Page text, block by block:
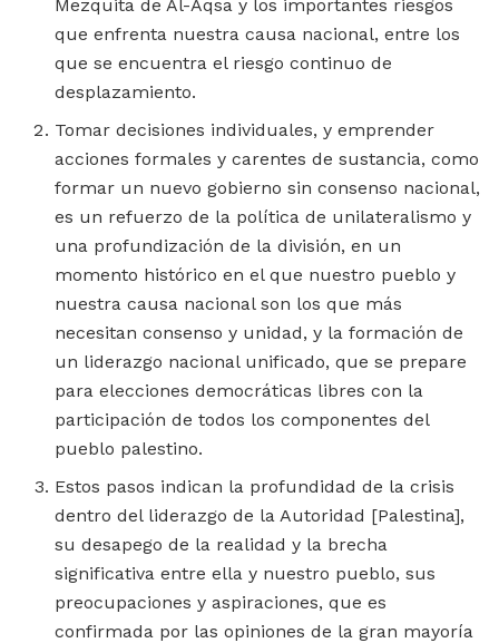
Mezquita de Al-Aqsa y los importantes riesgos
que enfrenta nuestra causa nacional, entre los
que se encuentra el riesgo continuo de
desplazamiento.
Tomar decisiones individuales, y emprender
acciones formales y carentes de sustancia, como
formar un nuevo gobierno sin consenso nacional,
es un refuerzo de la política de unilateralismo y
una profundización de la división, en un
momento histórico en el que nuestro pueblo y
nuestra causa nacional son los que más
necesitan consenso y unidad, y la formación de
un liderazgo nacional unificado, que se prepare
para elecciones democráticas libres con la
participación de todos los componentes del
pueblo palestino.
Estos pasos indican la profundidad de la crisis
dentro del liderazgo de la Autoridad [Palestina],
su desapego de la realidad y la brecha
significativa entre ella y nuestro pueblo, sus
preocupaciones y aspiraciones, que es
confirmada por las opiniones de la gran mayoría